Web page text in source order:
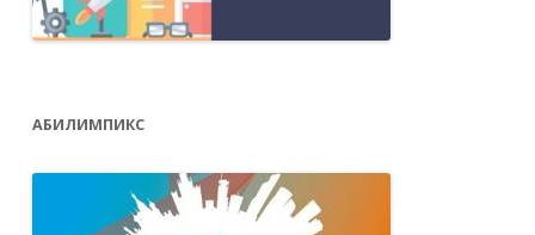
АБИЛИМПИКС